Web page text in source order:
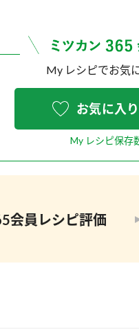
My レシピでお気
お気に入
My レシピ保存
会員 レシピ評価